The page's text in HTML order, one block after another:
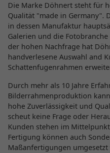
Die Marke Döhnert steht für
Qualität "made in Germany".
in dessen Manufaktur
Galerien und die
der hohen Nachfrage hat
handverlesene Auswahl and
Schattenfugenrahmen
Durch mehr als 10 Jahre
Bilderrahmenproduktion
hohe Zuverlässigkeit und
scheut keine Frage oder
Kunden stehen im
Fertigung können auch
Maßanfertigungen umgesetzt